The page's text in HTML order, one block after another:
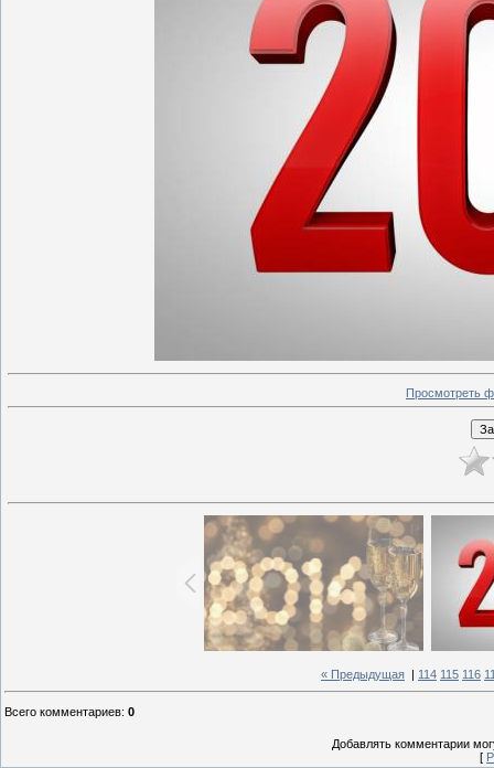
Просмотреть
« Предыдущая 114 115 116
Всего комментариев: 0
Добавлять комментарии
[